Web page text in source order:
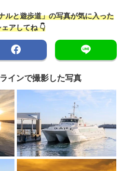
ルと遊歩道」の写真が気に入った
アしてね 👇
インで撮影した写真